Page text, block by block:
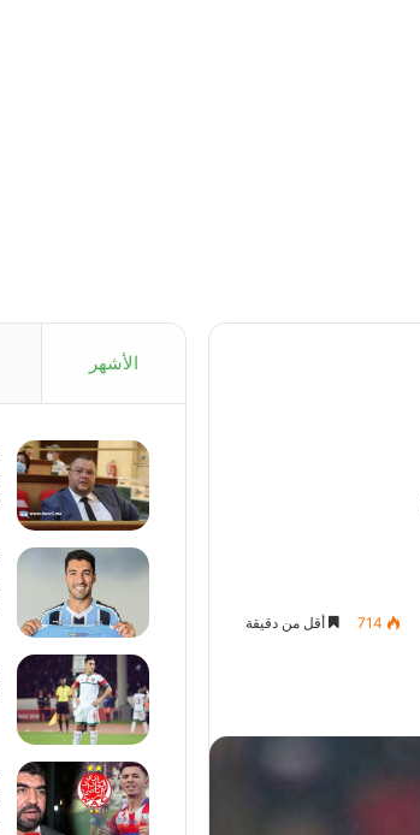
714 أقل من دقيقة
الأشهر